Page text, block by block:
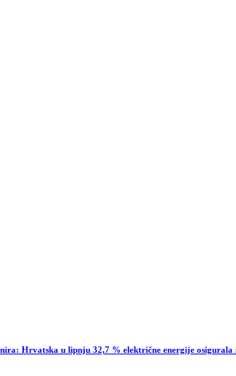
Hrvatska u lipnju 32,7 % električne energije osigurala